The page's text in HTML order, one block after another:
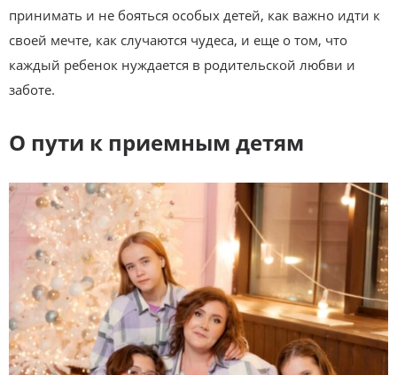
принимать и не бояться особых детей, как важно идти к
своей мечте, как случаются чудеса, и еще о том, что
каждый ребенок нуждается в родительской любви и
заботе.
О пути к приемным детям